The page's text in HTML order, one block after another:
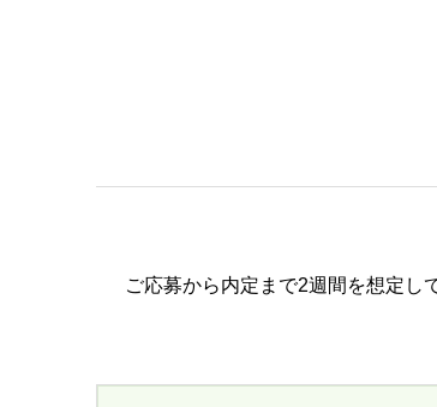
ご応募から内定まで2週間を想定し